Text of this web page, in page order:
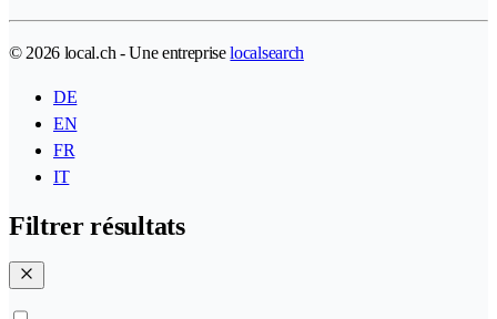
© 2026 local.ch - Une entrepriselocalsearch
DE
EN
FR
IT
Filtrer résultats